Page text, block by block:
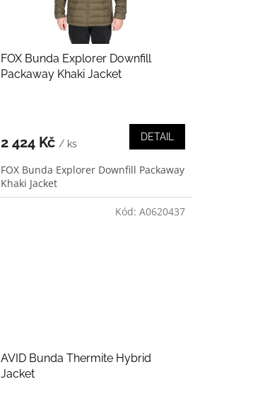
FOX Bunda Explorer Downfill
Packaway Khaki Jacket
2 424 Kč / ks
DETAIL
FOX Bunda Explorer Downfill Packaway
Khaki Jacket
AVID Bunda Thermite Hybrid
Jacket
Kód: A0620437